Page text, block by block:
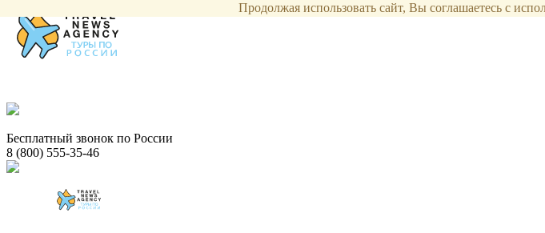
Бесплатный звонок по России
8 (800) 555-35-46
Продолжая использовать сайт, Вы соглашаетесь с